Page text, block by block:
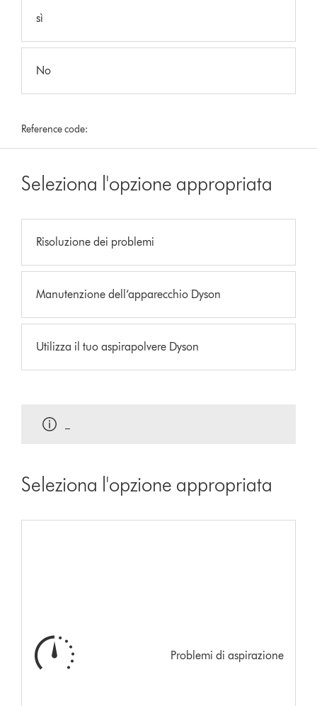
sì
No
Reference code:
Seleziona l'opzione appropriata
Risoluzione dei problemi
Manutenzione dell’apparecchio Dyson
Utilizza il tuo aspirapolvere Dyson
Seleziona l'opzione appropriata
Problemi di aspirazione